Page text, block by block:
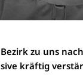
zu uns
kräftig